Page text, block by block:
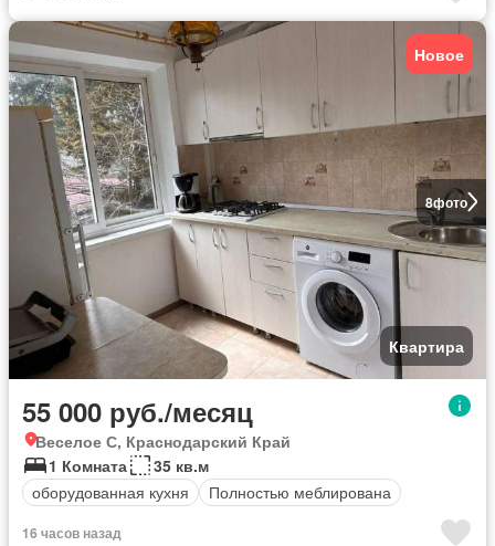
8фото
Новое
Квартира
55 000 руб./месяц
Веселое С, Краснодарский Край
1 Комната
35 кв.м
оборудованная кухня
Полностью меблирована
16 часов назад